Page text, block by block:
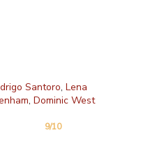
Santoro Lena
Dominic West
9/10